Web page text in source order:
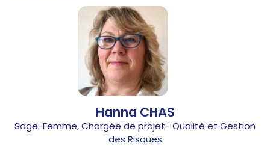
Hanna CHAS
Sage-Femme, Chargée de projet- Qualité et Gestion
des Risques